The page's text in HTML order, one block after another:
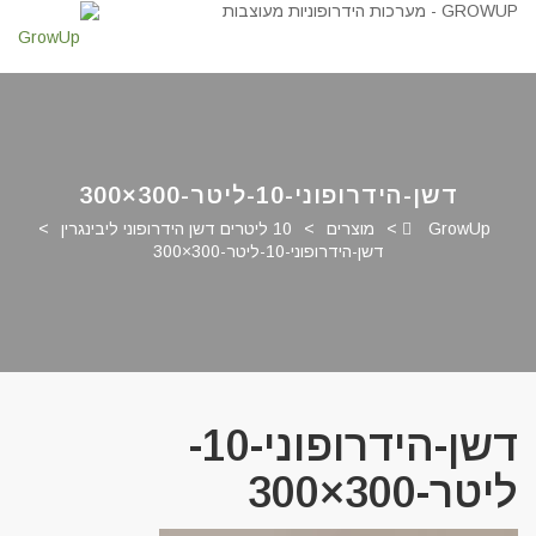
דשן-הידרופוני-10-ליטר-300×300
GrowUp
> מוצרים > 10 ליטרים דשן הידרופוני ליבינגרין
>
דשן-הידרופוני-10-ליטר-300×300
דשן-הידרופוני-10-
ליטר-300×300